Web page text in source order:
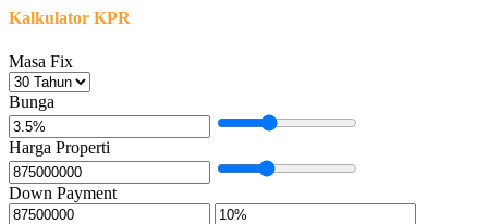
Kalkulator KPR
Masa Fix
Bunga
Harga Properti
Down Payment